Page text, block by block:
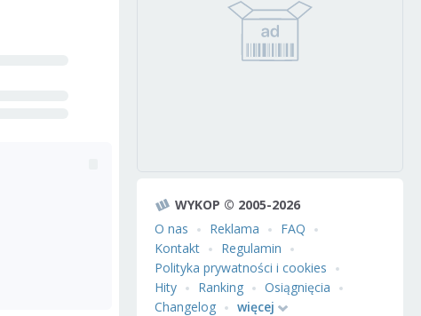
WYKOP © 2005-2026
O nas
Reklama
FAQ
Kontakt
Regulamin
Polityka prywatności i cookies
Hity
Ranking
Osiągnięcia
Changelog
więcej